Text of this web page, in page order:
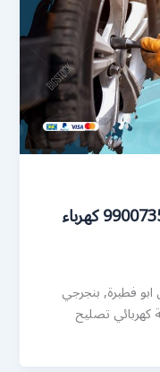
كراج ابو فطيرة | كراج متنقل 99007355 كهرباء
فطيرة, بنجرجي
كهربائي تصليح